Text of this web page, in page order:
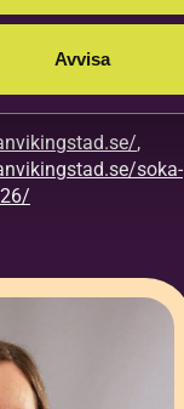
Avvisa
kursen senast
,
soka-